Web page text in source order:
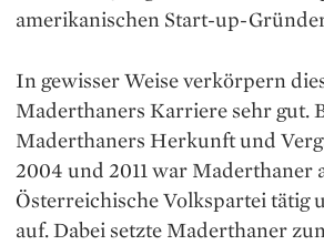
amerikanischen Start-up-
In gewisser Weise verkörpern
Maderthaners Karriere sehr gut.
Maderthaners Herkunft und
2004 und 2011 war Maderthaner
Österreichische Volkspartei tätig
auf. Dabei setzte Maderthaner